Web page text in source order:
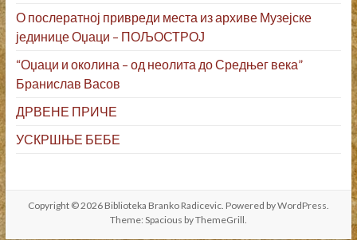
О послератној привреди места из архиве Музејске
јединице Оџаци – ПОЉОСТРОЈ
“Оџаци и околина – од неолита до Средњег века”
Бранислав Васов
ДРВЕНЕ ПРИЧЕ
УСКРШЊЕ БЕБЕ
Copyright © 2026 Biblioteka Branko Radicevic. Powered byWordPress.
Theme: Spacious byThemeGrill.